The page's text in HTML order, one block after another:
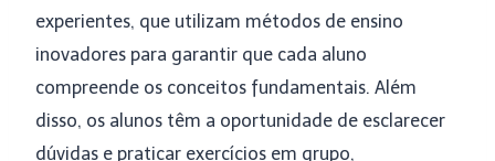
experientes, que utilizam métodos de ensino
inovadores para garantir que cada aluno
compreende os conceitos fundamentais. Além
disso, os alunos têm a oportunidade de esclarecer
dúvidas e praticar exercícios em grupo,